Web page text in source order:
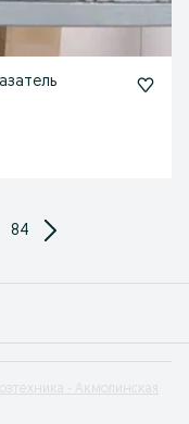
84
- Акмолинская